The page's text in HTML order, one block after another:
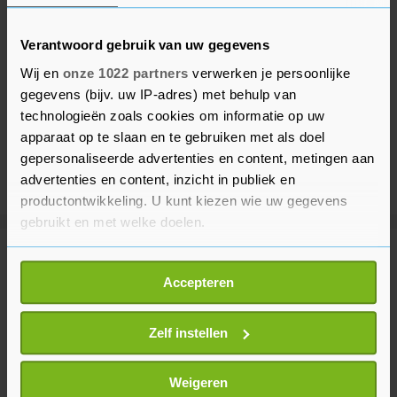
Verantwoord gebruik van uw gegevens
Wij en onze 1022 partners verwerken je persoonlijke
gegevens (bijv. uw IP-adres) met behulp van
technologieën zoals cookies om informatie op uw
apparaat op te slaan en te gebruiken met als doel
gepersonaliseerde advertenties en content, metingen aan
advertenties en content, inzicht in publiek en
productontwikkeling. U kunt kiezen wie uw gegevens
gebruikt en met welke doelen.
Als u het toestaat, willen we ook graag:
Informatie verzamelen over uw geografische
locatie, die tot een paar meter nauwkeurig kan zijn
Uw apparaat identificeren door het actief te
scannen op specifieke eigenschappen (fingerprinting)
Lees meer over hoe uw persoonlijke gegevens worden
Accepteren
Zelf instellen
Weigeren
Meer uit Voetbal
voor Ajax in uitduel met PEC
Zwolle